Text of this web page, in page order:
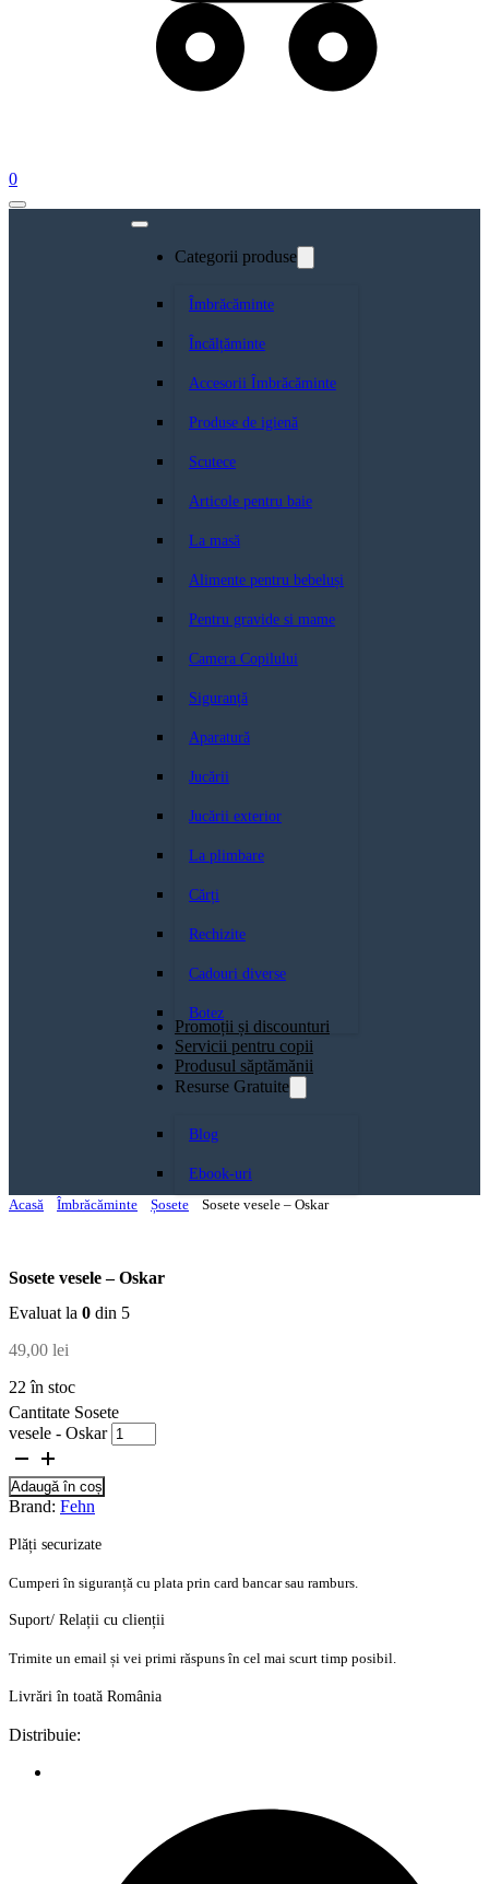
0
Categorii produse
Îmbrăcăminte
Încălțăminte
Accesorii Îmbrăcăminte
Produse de igienă
Scutece
Articole pentru baie
La masă
Alimente pentru bebeluși
Pentru gravide si mame
Camera Copilului
Siguranță
Aparatură
Jucării
Jucării exterior
La plimbare
Cărți
Rechizite
Cadouri diverse
Botez
Promoții și discounturi
Servicii pentru copii
Produsul săptămănii
Resurse Gratuite
Blog
Ebook-uri
Acasă
Îmbrăcăminte Șosete Sosete vesele – Oskar
Sosete vesele – Oskar
Evaluat la 0 din 5
49,00 lei
22 în stoc
Cantitate Sosete
vesele - Oskar
Adaugă în coș
Brand: Fehn
Plăți securizate
Cumperi în siguranță cu plata prin card bancar sau ramburs.
Suport/ Relații cu clienții
Trimite un email și vei primi răspuns în cel mai scurt timp posibil.
Livrări în toată România
Distribuie: